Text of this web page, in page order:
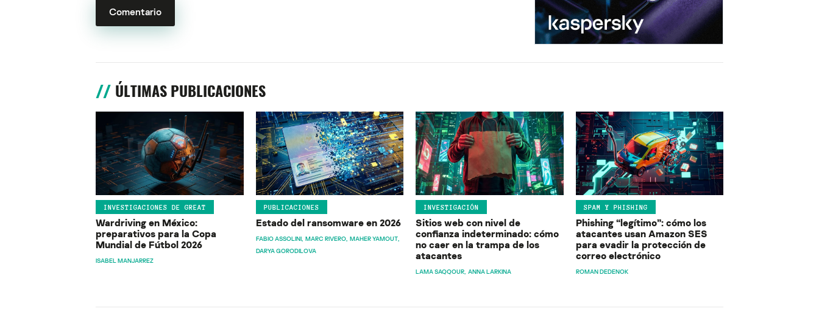
ÚLTIMAS PUBLICACIONES
INVESTIGACIONES DE GREAT
Wardriving en México:
preparativos para la Copa
Mundial de Fútbol 2026
ISABEL MANJARREZ
PUBLICACIONES
Estado del ransomware en 2026
FABIO ASSOLINI MARC RIVERO MAHER YAMOUT
DARYA GORODILOVA
INVESTIGACIÓN
Sitios web con nivel de
confianza indeterminado: cómo
no caer en la trampa de los
atacantes
LAMA SAQQOUR ANNA LARKINA
SPAM Y PHISHING
Phishing “legítimo”: cómo los
atacantes usan Amazon SES
para evadir la protección de
correo electrónico
ROMAN DEDENOK